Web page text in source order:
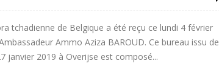
tchadienne de Belgique a été reçu ce lundi 4 février
Ammo Aziza BAROUD. Ce bureau issu de
janvier 2019 à Overijse est composé...